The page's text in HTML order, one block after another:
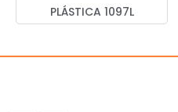
PLÁSTICA 1097L